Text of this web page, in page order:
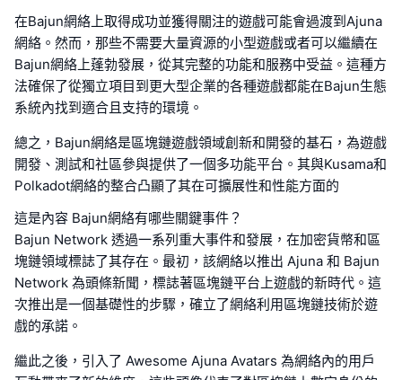
在Bajun網絡上取得成功並獲得關注的遊戲可能會過渡到Ajuna
網絡。然而，那些不需要大量資源的小型遊戲或者可以繼續在
Bajun網絡上蓬勃發展，從其完整的功能和服務中受益。這種方
法確保了從獨立項目到更大型企業的各種遊戲都能在Bajun生態
系統內找到適合且支持的環境。
總之，Bajun網絡是區塊鏈遊戲領域創新和開發的基石，為遊戲
開發、測試和社區參與提供了一個多功能平台。其與Kusama和
Polkadot網絡的整合凸顯了其在可擴展性和性能方面的
這是內容 Bajun網絡有哪些關鍵事件？
Bajun Network 透過一系列重大事件和發展，在加密貨幣和區
塊鏈領域標誌了其存在。最初，該網絡以推出 Ajuna 和 Bajun
Network 為頭條新聞，標誌著區塊鏈平台上遊戲的新時代。這
次推出是一個基礎性的步驟，確立了網絡利用區塊鏈技術於遊
戲的承諾。
繼此之後，引入了 Awesome Ajuna Avatars 為網絡內的用戶